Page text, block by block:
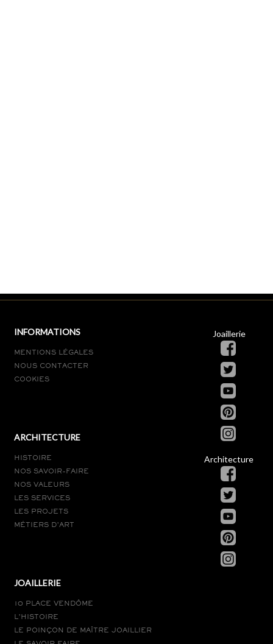
INFORMATIONS
MENTIONS LÉGALES
NOUS CONTACTER
COOKIES
ARCHITECTURE
HISTOIRE
NOS SAVOIR-FAIRE
NOS VALEURS
LES SERVICES
LES PROJETS
MÉTIERS D’ART
JOAILLERIE
10 PLACE VENDÔME
L’HISTOIRE
LE POINÇON DE MAÎTRE JOAILLIER
Joaillerie
Architecture